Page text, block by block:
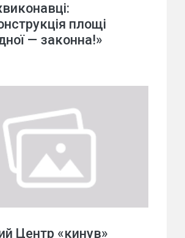
площі
— законна!»
Центр «кинув»